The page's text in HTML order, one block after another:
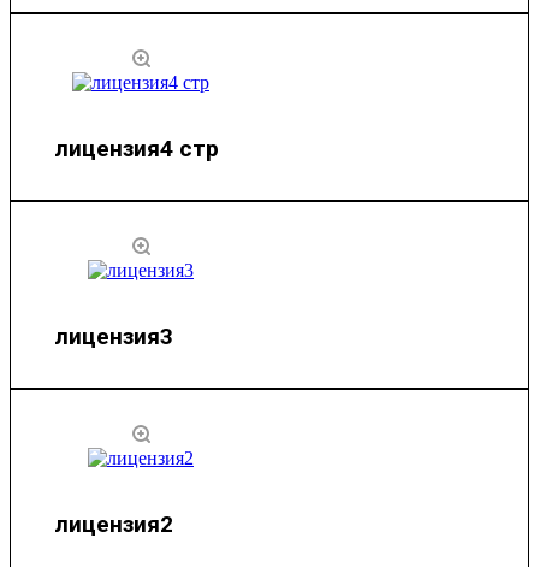
лицензия4 стр
лицензия3
лицензия2